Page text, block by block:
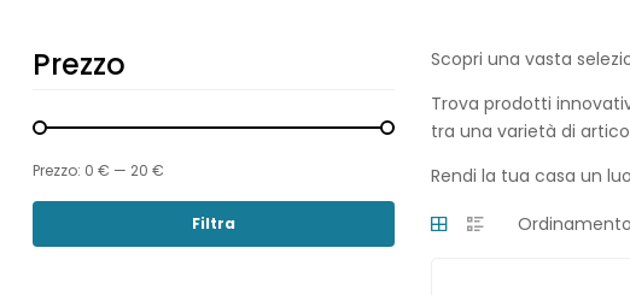
Scopri una vasta
Trova prodotti
tra una varietà di
Rendi la tua casa un
Prezzo
Filtra
Prezzo: 0 € — 20 €